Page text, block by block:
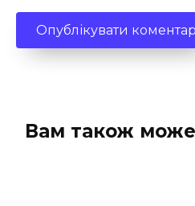
Вам також